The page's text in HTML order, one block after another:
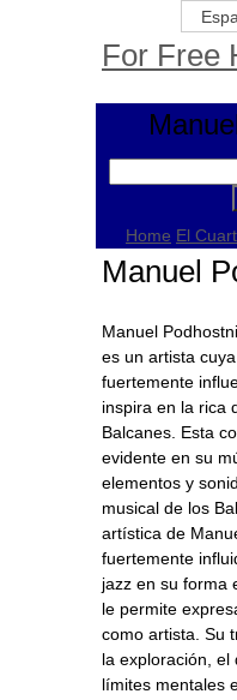
For Free
Home El
Manuel
Manuel
es un artista
fuertemente
inspira en la rica
Balcanes. Esta
evidente en su
elementos y
musical de los
artística de
fuertemente
jazz en su forma
le permite
como artista. Su
la exploración, el
límites mentales